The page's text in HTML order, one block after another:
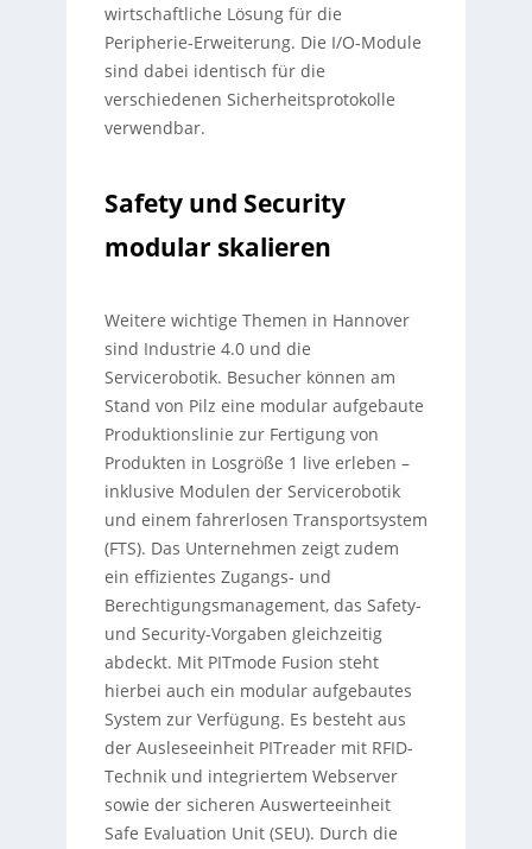
wirtschaftliche Lösung für die
Peripherie-Erweiterung. Die I/O-Module
sind dabei identisch für die
verschiedenen Sicherheitsprotokolle
verwendbar.
Safety und Security
modular skalieren
Weitere wichtige Themen in Hannover
sind Industrie 4.0 und die
Servicerobotik. Besucher können am
Stand von Pilz eine modular aufgebaute
Produktionslinie zur Fertigung von
Produkten in Losgröße 1 live erleben –
inklusive Modulen der Servicerobotik
und einem fahrerlosen Transportsystem
(FTS). Das Unternehmen zeigt zudem
ein effizientes Zugangs- und
Berechtigungsmanagement, das Safety-
und Security-Vorgaben gleichzeitig
abdeckt. Mit PITmode Fusion steht
hierbei auch ein modular aufgebautes
System zur Verfügung. Es besteht aus
der Ausleseeinheit PITreader mit RFID-
Technik und integriertem Webserver
sowie der sicheren Auswerteeinheit
Safe Evaluation Unit (SEU). Durch die